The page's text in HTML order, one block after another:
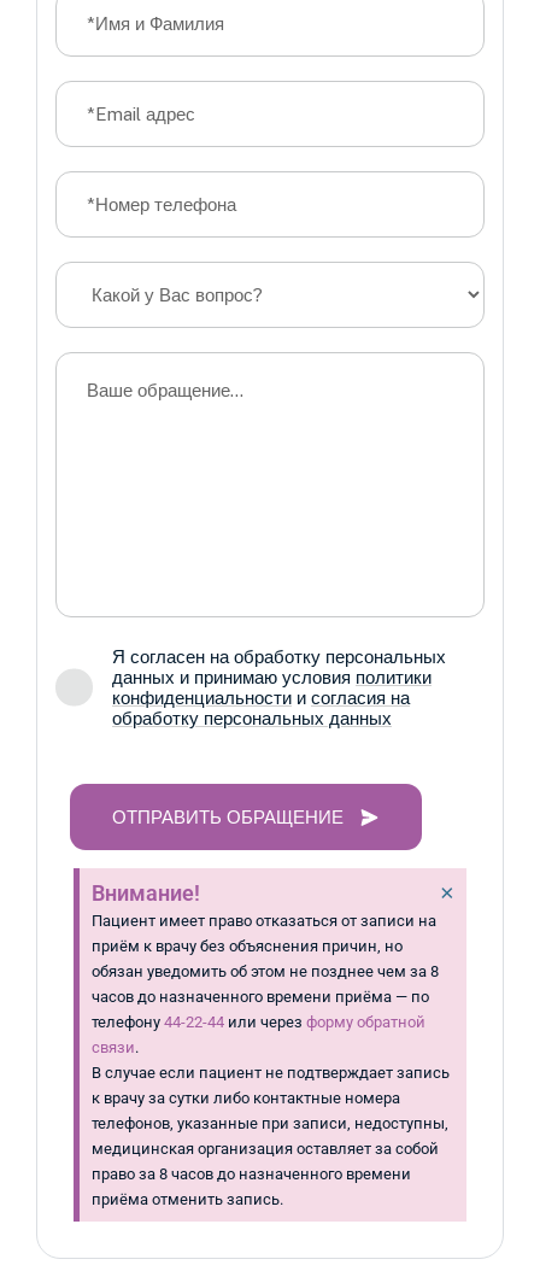
Я согласен на обработку персональных
данных и принимаю условия политики
конфиденциальности и согласия на
обработку персональных данных
ОТПРАВИТЬ ОБРАЩЕНИЕ
Внимание!
Пациент имеет право отказаться от записи на
приём к врачу без объяснения причин, но
обязан уведомить об этом не позднее чем за 8
часов до назначенного времени приёма — по
телефону 44-22-44 или через форму обратной
связи.
В случае если пациент не подтверждает запись
к врачу за сутки либо контактные номера
телефонов, указанные при записи, недоступны,
медицинская организация оставляет за собой
право за 8 часов до назначенного времени
приёма отменить запись.
×